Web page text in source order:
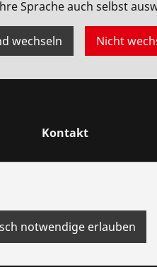
Sprache auch selbst
wechseln Nicht
Kontakt
notwendige erlauben